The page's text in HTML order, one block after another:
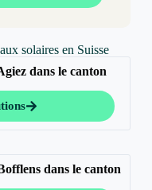
solaires en Suisse
dans le canton
dans le canton